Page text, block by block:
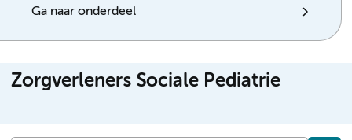
Ga naar onderdeel
Zorgverleners Sociale Pediatrie